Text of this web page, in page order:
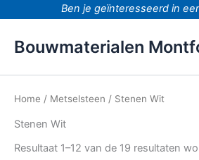
Ben je geïnteresseerd in een
Bouwmaterialen
Home / Metselsteen / Stenen Wit
Stenen Wit
Resultaat 1–12 van de 19 resultaten